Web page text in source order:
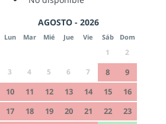
AGOSTO - 2026
Lun Mar Mié Jue Vie Sáb Dom
1
2
3
4 5 6 7 8
9
10
11 12 13 14 15
16
17
18 19 20 21 22
23